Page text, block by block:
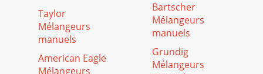
Taylor
Mélangeurs
manuels
American Eagle
Mélangeurs
Bartscher
Mélangeurs
manuels
Grundig
Mélangeurs